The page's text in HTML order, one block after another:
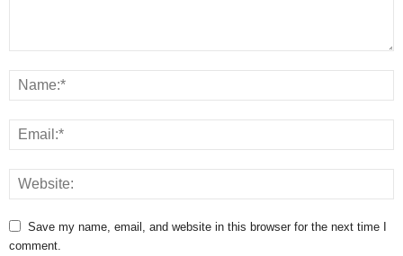
Save my name, email, and website in this browser for the next time I
comment.